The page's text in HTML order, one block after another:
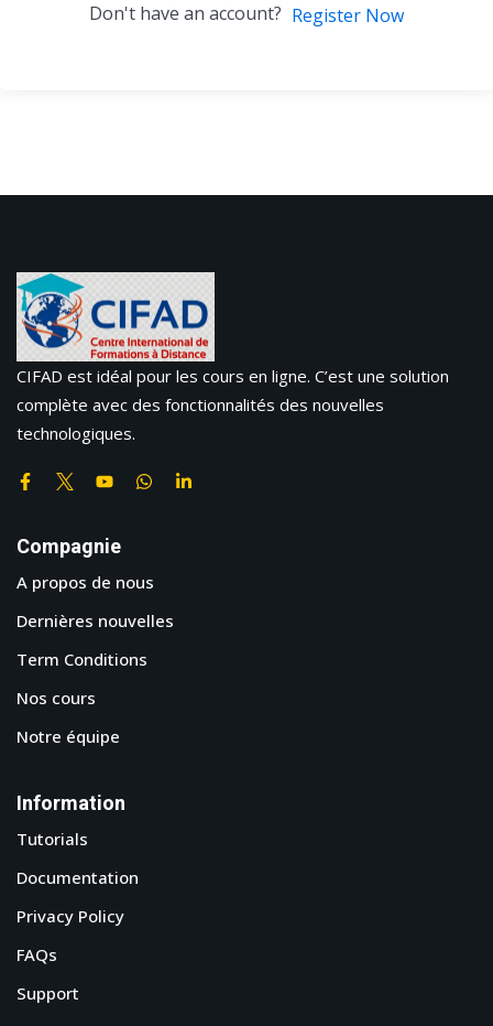
Don't have an account? Register Now
CIFAD est idéal pour les cours en ligne. C’est une solution
complète avec des fonctionnalités des nouvelles
technologiques.
Compagnie
A propos de nous
Dernières nouvelles
Term Conditions
Nos cours
Notre équipe
Information
Tutorials
Documentation
Privacy Policy
FAQs
Support